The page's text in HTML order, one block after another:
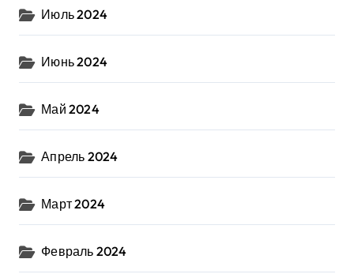
Июль 2024
Июнь 2024
Май 2024
Апрель 2024
Март 2024
Февраль 2024